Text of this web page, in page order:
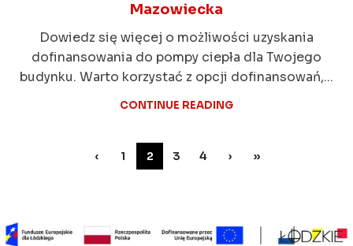
Mazowiecka
Dowiedz się więcej o możliwości uzyskania
dofinansowania do pompy ciepła dla Twojego
budynku. Warto korzystać z opcji dofinansowań,...
CONTINUE READING
‹ 1 2 3 4 › »